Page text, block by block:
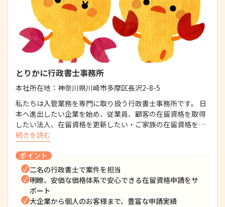
とりかに行政書士事務所
本社所在地： 神奈川県川崎市多摩区長沢2-8-5
私たちは入管業務を専門に取り扱う行政書士事務所です。 日
本へ進出したい企業を始め、従業員、顧客の在留資格を取得
したい法人、在留資格を更新したい・ご家族の在留資格を…
続きを読む
ポイント
二名の行政書士で案件を担当
明瞭、安価な価格体系で安心できる在留資格申請をサ
ポート
大企業から個人のお客様まで、豊富な申請実績